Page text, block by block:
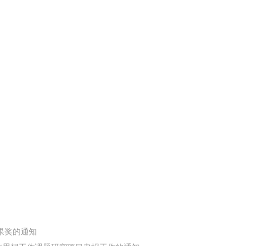
奖的通知